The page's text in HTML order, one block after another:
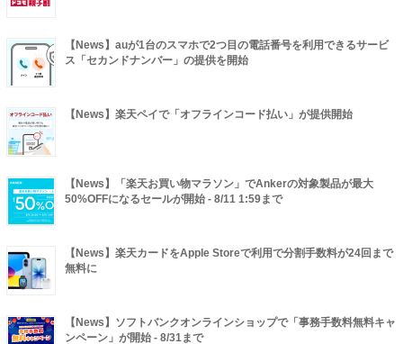
【News】auが1台のスマホで2つ目の電話番号を利用できるサービ
ス「セカンドナンバー」の提供を開始
【News】楽天ペイで「オフラインコード払い」が提供開始
【News】「楽天お買い物マラソン」でAnkerの対象製品が最大
50%OFFになるセールが開始 - 8/11 1:59まで
【News】楽天カードをApple Storeで利用で分割手数料が24回まで
無料に
【News】ソフトバンクオンラインショップで「事務手数料無料キャ
ンペーン」が開始 - 8/31まで